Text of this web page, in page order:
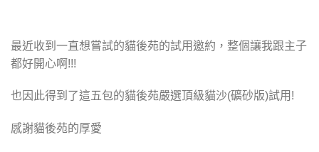
最近收到一直想嘗試的貓後苑的試用邀約，整個讓我跟主子
都好開心啊!!!
也因此得到了這五包的貓後苑嚴選頂級貓沙(礦砂版)試用!
感謝貓後苑的厚愛